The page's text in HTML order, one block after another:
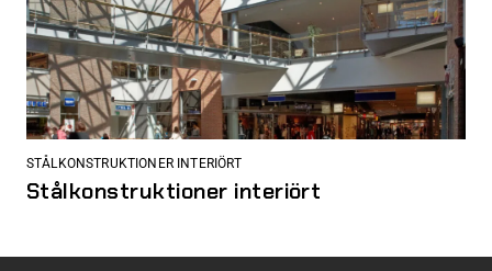
STÅLKONSTRUKTIONER INTERIÖRT
Stålkonstruktioner interiört